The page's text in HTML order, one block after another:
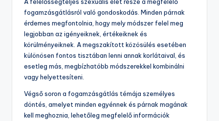
fogamzásgátlásról való gondoskodás. Minden párnak
érdemes megfontolnia, hogy mely módszer felel meg
legjobban az igényeiknek, értékeiknek és
körülményeiknek. A megszakított közösülés esetében
különösen fontos tisztában lenni annak korlátaival, és
esetleg más, megbízhatóbb módszerekkel kombinálni
vagy helyettesíteni.
Végső soron a fogamzásgátlás témája személyes
döntés, amelyet minden egyénnek és párnak magának
kell meghoznia, lehetőleg megfelelő információk